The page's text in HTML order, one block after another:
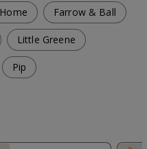
Farrow & Ball
Little Greene
Pip